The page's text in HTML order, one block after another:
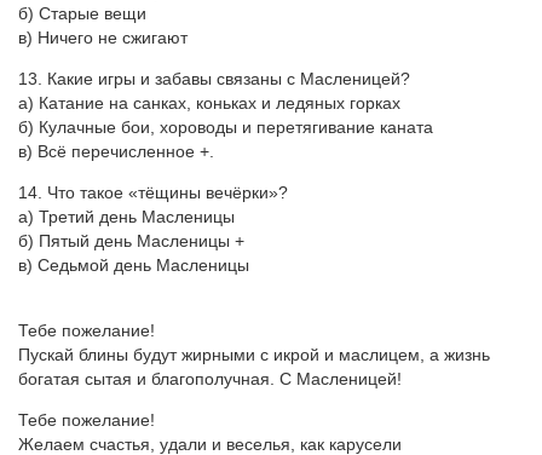
б) Старые вещи
в) Ничего не сжигают
13. Какие игры и забавы связаны с Масленицей?
а) Катание на санках, коньках и ледяных горках
б) Кулачные бои, хороводы и перетягивание каната
в) Всё перечисленное +.
14. Что такое «тёщины вечёрки»?
а) Третий день Масленицы
б) Пятый день Масленицы +
в) Седьмой день Масленицы
Тебе пожелание!
Пускай блины будут жирными с икрой и маслицем, а жизнь
богатая сытая и благополучная. С Масленицей!
Тебе пожелание!
Желаем счастья, удали и веселья, как карусели